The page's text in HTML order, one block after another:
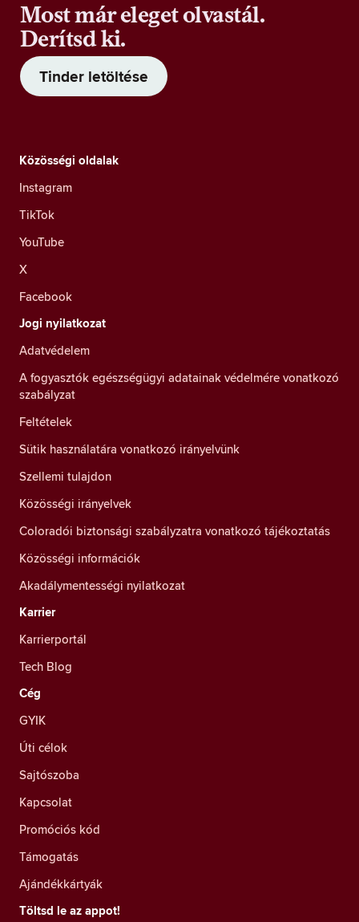
Most már eleget olvastál.
Derítsd ki.
Tinder letöltése
Közösségi oldalak
Instagram
TikTok
YouTube
X
Facebook
Jogi nyilatkozat
Adatvédelem
A fogyasztók egészségügyi adatainak védelmére vonatkozó
szabályzat
Feltételek
Sütik használatára vonatkozó irányelvünk
Szellemi tulajdon
Közösségi irányelvek
Coloradói biztonsági szabályzatra vonatkozó tájékoztatás
Közösségi információk
Akadálymentességi nyilatkozat
Karrier
Karrierportál
Tech Blog
Cég
GYIK
Úti célok
Sajtószoba
Kapcsolat
Promóciós kód
Támogatás
Ajándékkártyák
Töltsd le az appot!